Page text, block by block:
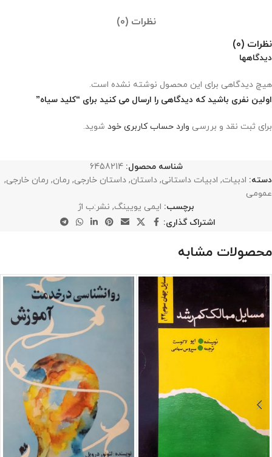
نظرات (0)
نظرات (0)
دیدگاهها
هیچ دیدگاهی برای این محصول نوشته نشده است.
اولین نفری باشید که دیدگاهی را ارسال می کنید برای “کلید سیاه”
برای ثبت نقد و بررسی وارد حساب کاربری خود شوید.
شناسه محصول:6458214
دسته: ادبیات, ادبیات داستانی, داستان, داستان خارجی, رمان, رمان خارجی,
عمومی
برچسب: ایمی‌ یویینگ, نشر:ب اژ
اشتراک گذاری:
محصولات مشابه